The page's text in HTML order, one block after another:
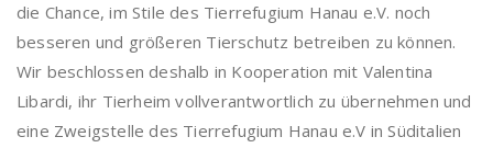
die Chance, im Stile des Tierrefugium Hanau e.V. noch
besseren und größeren Tierschutz betreiben zu können.
Wir beschlossen deshalb in Kooperation mit Valentina
Libardi, ihr Tierheim vollverantwortlich zu übernehmen und
eine Zweigstelle des Tierrefugium Hanau e.V in Süditalien